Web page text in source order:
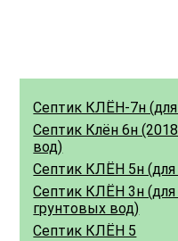
Септик КЛЁН-7н
Септик Клён 6н
вод)
Септик КЛЁН 5н
Септик КЛЁН 3н
грунтовых вод)
Септик КЛЁН 5